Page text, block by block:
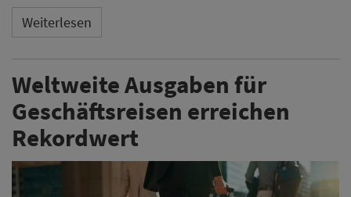
Weiterlesen
Weltweite Ausgaben für
Geschäftsreisen erreichen
Rekordwert